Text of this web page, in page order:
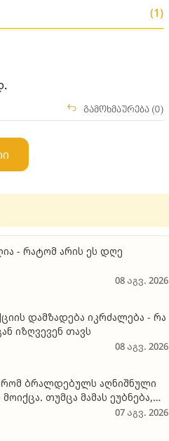
(1)
გამოხმაურება (0)
- რატომ არის ეს დღე
08 აგვ. 2026
დამზადება იკრძალება - რა
იზღვევენ თავს
08 აგვ. 2026
რომ ბრალ­დე­ბულს აღ­ნიშ­ნუ­ლი
თუმ­ცა მა­მას ეუბ­ნე­ბა,
ეპო­ქა­ში სხვა­ნა­ი­რად
07 აგვ. 2026